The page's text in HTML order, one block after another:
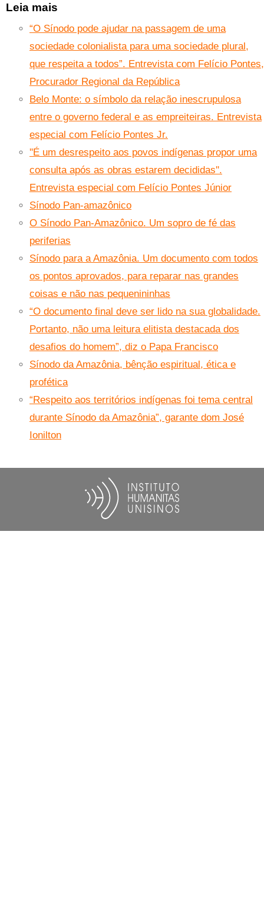
Leia mais
“O Sínodo pode ajudar na passagem de uma
sociedade colonialista para uma sociedade plural,
que respeita a todos”. Entrevista com Felício Pontes,
Procurador Regional da República
Belo Monte: o símbolo da relação inescrupulosa
entre o governo federal e as empreiteiras. Entrevista
especial com Felício Pontes Jr.
''É um desrespeito aos povos indígenas propor uma
consulta após as obras estarem decididas''.
Entrevista especial com Felício Pontes Júnior
Sínodo Pan-amazônico
O Sínodo Pan-Amazônico. Um sopro de fé das
periferias
Sínodo para a Amazônia. Um documento com todos
os pontos aprovados, para reparar nas grandes
coisas e não nas pequenininhas
“O documento final deve ser lido na sua globalidade.
Portanto, não uma leitura elitista destacada dos
desafios do homem”, diz o Papa Francisco
Sínodo da Amazônia, bênção espiritual, ética e
profética
“Respeito aos territórios indígenas foi tema central
durante Sínodo da Amazônia”, garante dom José
Ionilton